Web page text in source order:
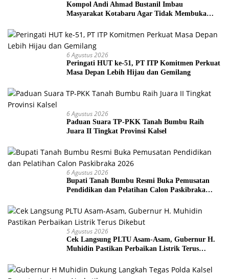
Kompol Andi Ahmad Bustanil Imbau
Masyarakat Kotabaru Agar Tidak Membuka
6 Agustus 2026
Peringati HUT ke-51, PT ITP Komitmen Perkuat
Masa Depan Lebih Hijau dan Gemilang
6 Agustus 2026
Paduan Suara TP-PKK Tanah Bumbu Raih
Juara II Tingkat Provinsi Kalsel
6 Agustus 2026
Bupati Tanah Bumbu Resmi Buka Pemusatan
Pendidikan dan Pelatihan Calon Paskibraka
5 Agustus 2026
Cek Langsung PLTU Asam-Asam, Gubernur H.
Muhidin Pastikan Perbaikan Listrik Terus